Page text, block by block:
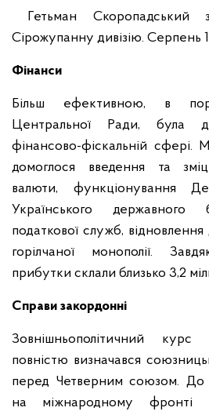
Гетьман Скоропадський
Сірожупанну дивізію. Серпень
Фінанси
Більш ефективною, в
Центральної Ради, була
фінансово-фіскальній сфері.
домоглося введення та
валюти, функціонування
Українського
податкової служб, відновлення
горілчаної монополії.
прибутки склали близько 3,2
Справи закордонні
Зовнішньополітичний
повністю визначався
перед Четверним союзом. До
на міжнародному фронті